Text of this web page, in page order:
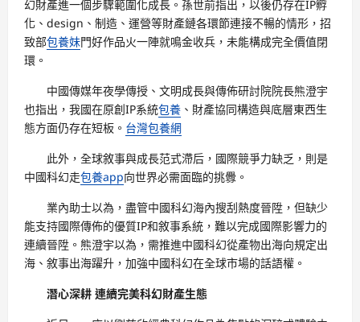
幻財產進一個步驟範圍化成長。孫世前指出，以後仍存在IP孵
化、design、制造、運營等財產鏈各環節連接不暢的情形，招
致部包養妹門好作品火一陣就鳴金收兵，未能構成完全價值閉
環。
中國傳媒年夜學傳授、文明成長與傳佈研討院院長熊澄宇
也指出，我國在原創IP系統包養 、財產協同構造與底層東西生
態方面仍存在短板。 台灣包養網
此外，全球敘事與成長范式滯后，國際競爭力缺乏，則是
中國科幻走包養app向世界必需面臨的挑釁。
業內助士以為，盡管中國科幻海內搜刮熱度晉陞，但缺少
能支持國際傳佈的優質IP和敘事系統，難以完成國際影響力的
連續晉陞。熊澄宇以為，需推進中國科幻從產物出海向規定出
海、敘事出海躍升，加強中國科幻在全球市場的話語權。
潛心深耕 連續完美科幻財產生態